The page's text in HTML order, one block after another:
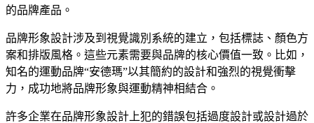
的品牌產品。
品牌形象設計涉及到視覺識別系統的建立，包括標誌、顏色方
案和排版風格。這些元素需要與品牌的核心價值一致。比如，
知名的運動品牌“安德瑪”以其簡約的設計和強烈的視覺衝擊
力，成功地將品牌形象與運動精神相結合。
許多企業在品牌形象設計上犯的錯誤包括過度設計或設計過於